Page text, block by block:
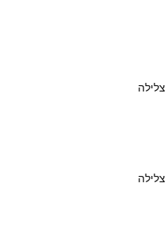
העתק Audemars Piguet Royal Oak צלילה
העתק Audemars Piguet Royal Oak צלילה